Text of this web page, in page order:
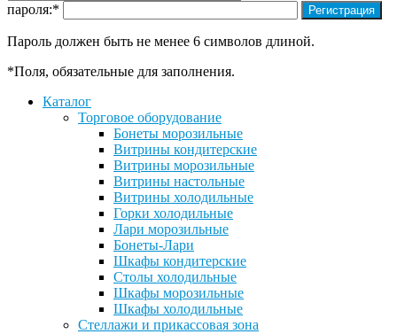
пароля:*
Пароль должен быть не менее 6 символов длиной.
*Поля, обязательные для заполнения.
Каталог
Торговое оборудование
Бонеты морозильные
Витрины кондитерские
Витрины морозильные
Витрины настольные
Витрины холодильные
Горки холодильные
Лари морозильные
Бонеты-Лари
Шкафы кондитерские
Столы холодильные
Шкафы морозильные
Шкафы холодильные
Стеллажи и прикассовая зона